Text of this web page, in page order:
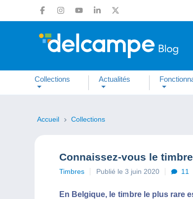
Collections Actualités
Accueil Collections
Connaissez-vous le
Timbres Publié le 3 juin 2020 11
En Belgique, le timbre le plus rare